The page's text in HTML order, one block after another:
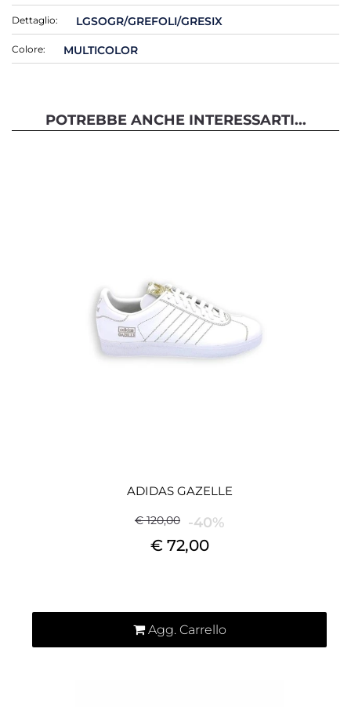
Dettaglio: LGSOGR/GREFOLI/GRESIX
Colore: MULTICOLOR
POTREBBE ANCHE INTERESSARTI...
ADIDAS GAZELLE
€ 120,00 -40%
€ 72,00
Agg. Carrello